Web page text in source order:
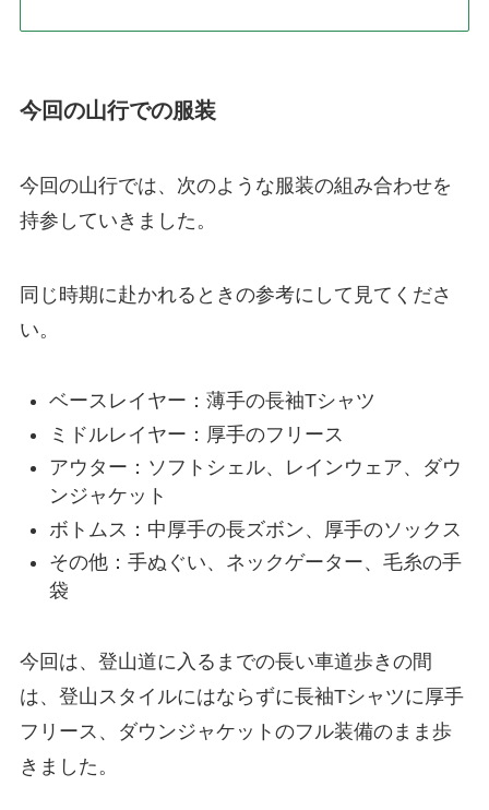
今回の山行での服装
今回の山行では、次のような服装の組み合わせを
持参していきました。
同じ時期に赴かれるときの参考にして見てくださ
い。
ベースレイヤー：薄手の長袖Tシャツ
ミドルレイヤー：厚手のフリース
アウター：ソフトシェル、レインウェア、ダウ
ンジャケット
ボトムス：中厚手の長ズボン、厚手のソックス
その他：手ぬぐい、ネックゲーター、毛糸の手
袋
今回は、登山道に入るまでの長い車道歩きの間
は、登山スタイルにはならずに長袖Tシャツに厚手
フリース、ダウンジャケットのフル装備のまま歩
きました。